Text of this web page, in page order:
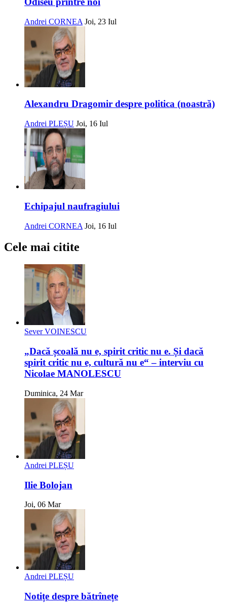
Andrei CORNEA Joi, 23 Iul
Alexandru Dragomir despre politica (noastră)
Andrei PLEȘU Joi, 16 Iul
Echipajul naufragiului
Andrei CORNEA Joi, 16 Iul
Cele mai citite
Sever VOINESCU
„Dacă școală nu e, spirit critic nu e. Și dacă
spirit critic nu e, cultură nu e“ – interviu cu
Nicolae MANOLESCU
Duminica, 24 Mar
Andrei PLEȘU
Ilie Bolojan
Joi, 06 Mar
Andrei PLEȘU
Notițe despre bătrînețe